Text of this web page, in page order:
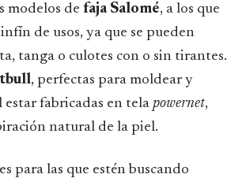
modelos de faja Salomé, a los que
de usos, ya que se pueden
tanga o culotes con o sin tirantes.
, perfectas para moldear y
fabricadas en tela powernet,
natural de la piel.
para las que estén buscando